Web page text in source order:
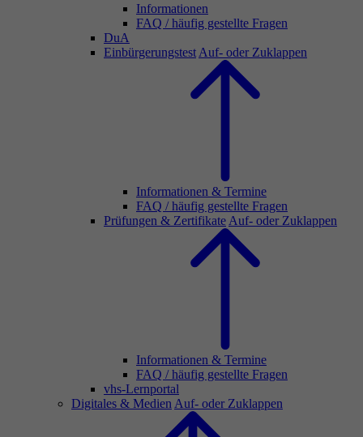
Informationen
FAQ / häufig gestellte Fragen
DuA
Einbürgerungstest Auf- oder Zuklappen
Informationen & Termine
FAQ / häufig gestellte Fragen
Prüfungen & Zertifikate Auf- oder Zuklappen
Informationen & Termine
FAQ / häufig gestellte Fragen
vhs-Lernportal
Digitales & Medien Auf- oder Zuklappen